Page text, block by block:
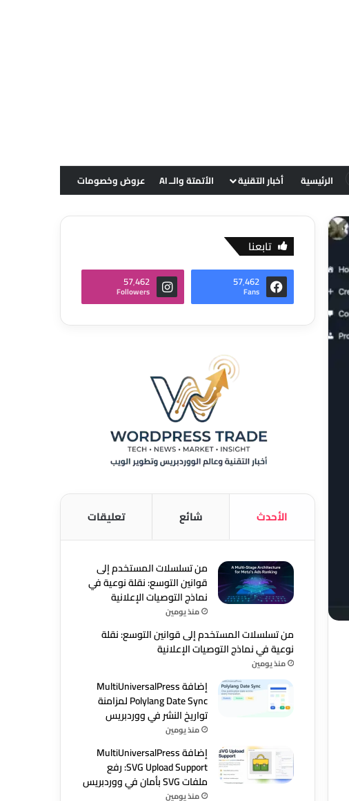
الرئيسية أخبار التقنية الأتمتة والــ AI عروض وخصومات
تابعنا
57٬462
Fans
57٬462
Followers
الأحدث شائع تعليقات
من تسلسلات المستخدم إلى
قوانين التوسع: نقلة نوعية في
نماذج التوصيات الإعلانية
منذ يومين
من تسلسلات المستخدم إلى قوانين التوسع: نقلة
نوعية في نماذج التوصيات الإعلانية
منذ يومين
إضافة MultiUniversalPress
Polylang Date Sync لمزامنة
تواريخ النشر في ووردبريس
منذ يومين
إضافة MultiUniversalPress
SVG Upload Support: رفع
ملفات SVG بأمان في ووردبريس
منذ يومين